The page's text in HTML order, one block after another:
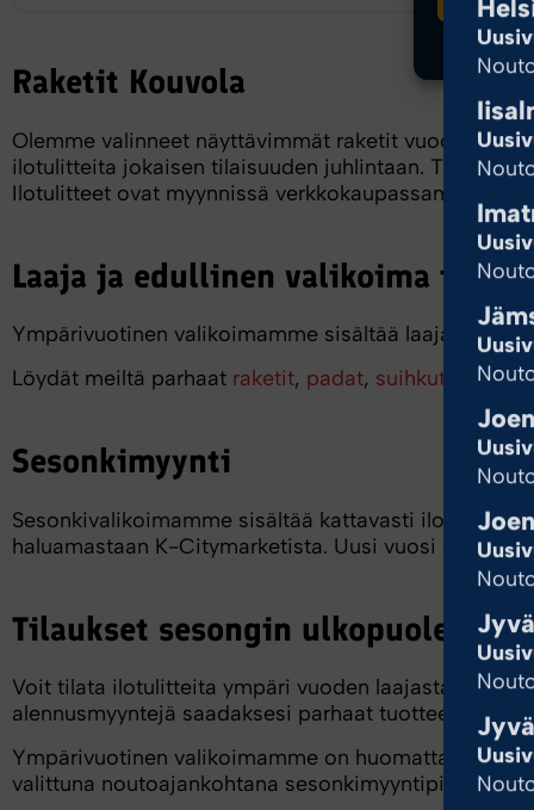
Raketit Kouvola
Olemme valinneet näyttävimmät raketit vuoden
ilotulitteita jokaisen tilaisuuden juhlintaan. Tilaa
Ilotulitteet ovat myynnissä verkkokaupassamme
Laaja ja edullinen valikoima
Ympärivuotinen valikoimamme sisältää laajan
Löydät meiltä parhaat raketit, padat, suihkut
Sesonkimyynti
Sesonkivalikoimamme sisältää kattavasti
haluamastaan K-Citymarketista. Uusi vuosi on
Tilaukset sesongin ulkopuolella
Voit tilata ilotulitteita ympäri vuoden laajasta
alennusmyyntejä saadaksesi parhaat tuotteet
Ympärivuotinen valikoimamme on huomattavasti
valittuna noutoajankohtana sesonkimyyntipisteeltä